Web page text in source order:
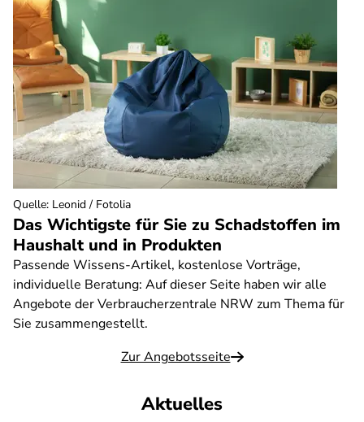
Das Wichtigste für Sie zu Schadstoffen im
Haushalt und in Produkten
Passende Wissens-Artikel, kostenlose Vorträge,
individuelle Beratung: Auf dieser Seite haben wir alle
Angebote der Verbraucherzentrale NRW zum Thema für
Sie zusammengestellt.
Zur Angebotsseite
Quelle: Leonid / Fotolia
Aktuelles